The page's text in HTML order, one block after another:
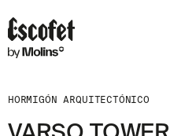
HORMIGÓN ARQUITECTÓNICO